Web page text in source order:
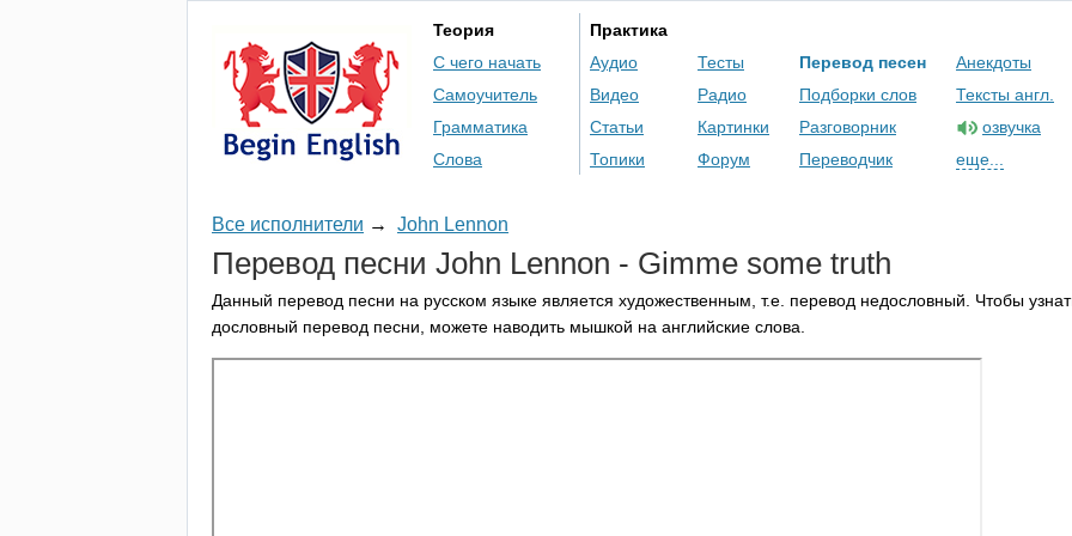
Теория
С чего начать
Самоучитель
Грамматика
Слова
Практика
Аудио
Видео
Статьи
Топики
Тесты
Радио
Картинки
Форум
Перевод песен
Подборки слов
Разговорник
Переводчик
Анекдоты
Тексты англ.
озвучка
еще...
Все исполнители → John Lennon
Перевод песни John Lennon - Gimme some truth
Данный перевод песни на русском языке является художественным, т.е. перевод недословный. Чтобы
дословный перевод песни, можете наводить мышкой на английские слова.